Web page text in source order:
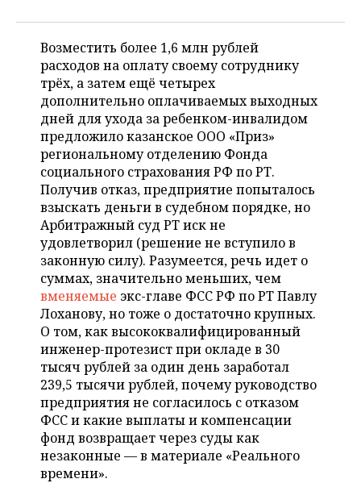
ТАТАРСТАНА
ИНВЕСТИЦИИ
НЕФТЕХИМИЯ
НЕФТЬ
ОПК
ЭНЕРГЕТИКА
НОВОСТИ БИЗНЕСА
РОЗНИЧНАЯ ТОРГОВЛЯ
ТРАНСПОРТ
УСЛУГИ
ТЕХНОЛОГИИ
НОВОСТИ ТЕХНОЛОГИЙ
МЕДИА
ТЕЛЕКОММУНИКАЦИИ
МЕРОПРИЯТИЯ
НОВОСТИ МЕРОПРИЯТИЙ
ВЫЕЗДНАЯ РЕДАКЦИЯ
БИЗНЕС-БРАНЧИ
ONLINE-КОНФЕРЕНЦИИ
ОТКРЫТАЯ ЛЕКЦИЯ
СПОРТ
НОВОСТИ СПОРТА
ФУТБОЛ
ХОККЕЙ
БАСКЕТБОЛ
ВОЛЕЙБОЛ
КИБЕРСПОРТ
ФИГУРНОЕ КАТАНИЕ
ВОДНЫЕ ВИДЫ СПОРТА
ХОККЕЙ С МЯЧОМ
ОБЩЕСТВО
НОВОСТИ ОБЩЕСТВА
ВЛАСТЬ
ИНФРАСТРУКТУРА
ИСТОРИЯ
КУЛЬТУРА
МЕДИЦИНА
ОБРАЗОВАНИЕ
ПРОИСШЕСТВИЯ
ФОТОГАЛЕРЕЯ
СЮЖЕТЫ
СПРАВОЧНИК
СПИСОК ПЕРСОН
СПИСОК КОМПАНИЙ
ПОЛНАЯ ВЕРСИЯ
Возместить более 1,6 млн рублей
расходов на оплату своему сотруднику
трёх, а затем ещё четырех
дополнительно оплачиваемых выходных
дней для ухода за ребенком-инвалидом
предложило казанское ООО «Приз»
региональному отделению Фонда
социального страхования РФ по РТ.
Получив отказ, предприятие попыталось
взыскать деньги в судебном порядке, но
Арбитражный суд РТ иск не
удовлетворил (решение не вступило в
законную силу). Разумеется, речь идет о
суммах, значительно меньших, чем
вменяемые экс-главе ФСС РФ по РТ Павлу
Лоханову, но тоже о достаточно крупных.
О том, как высококвалифицированный
инженер-протезист при окладе в 30
тысяч рублей за один день заработал
239,5 тысячи рублей, почему руководство
предприятия не согласилось с отказом
ФСС и какие выплаты и компенсации
фонд возвращает через суды как
незаконные — в материале «Реального
времени».